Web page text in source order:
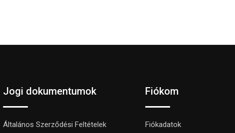
Jogi dokumentumok
Általános Szerződési Feltételek
Fiókom
Fiókadatok